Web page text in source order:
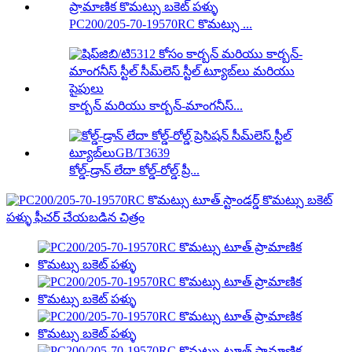
PC200/205-70-19570RC కొమట్సు ...
కార్బన్ మరియు కార్బన్-మాంగనీస్...
కోల్డ్-డ్రాన్ లేదా కోల్డ్-రోల్డ్ ప్రీ...